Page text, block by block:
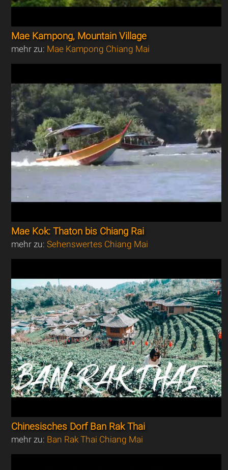
Mae Kampong, Mountain Village
mehr zu: Mae Kampong Chiang Mai
Mae Kok: Thaton bis Chiang Rai
mehr zu:Sehenswertes Chiang Mai
Chinesisches Dorf Ban Rak Thai
mehr zu: Ban Rak Thai Chiang Mai